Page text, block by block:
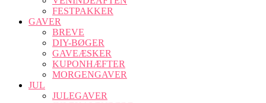
FESTPAKKER
GAVER
BREVE
DIY-BØGER
GAVEÆSKER
KUPONHÆFTER
MORGENGAVER
JUL
JULEGAVER